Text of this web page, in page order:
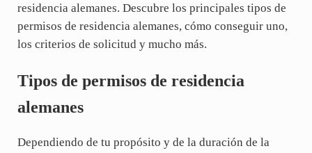
residencia alemanes. Descubre los principales tipos de
permisos de residencia alemanes, cómo conseguir uno,
los criterios de solicitud y mucho más.
Tipos de permisos de residencia
alemanes
Dependiendo de tu propósito y de la duración de la